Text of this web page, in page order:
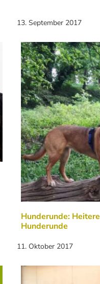
13. September 2017
Hunderunde:
Hunderunde
11. Oktober 2017